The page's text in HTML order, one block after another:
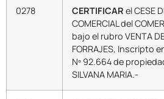
0278 CERTIFICAR el CESE
COMERCIAL del
bajo el rubro VENTA
FORRAJES, Inscripto
Nº 92.664 de
SILVANA MARIA.-